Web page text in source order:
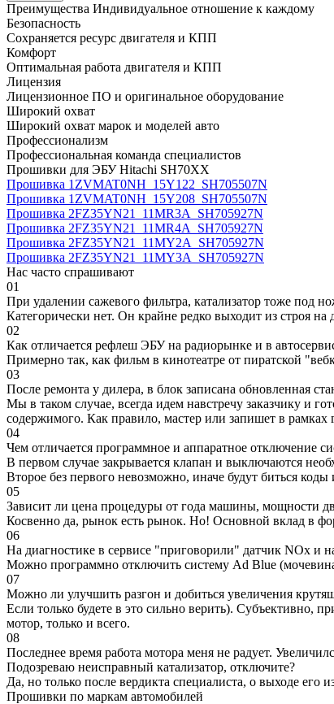
Преимущества Индивидуальное отношение к каждому
Безопасность
Сохраняется ресурс двигателя и КПП
Комфорт
Оптимальная работа двигателя и КПП
Лицензия
Лицензионное ПО и оригинальное оборудование
Широкий охват
Широкий охват марок и моделей авто
Профессионализм
Профессиональная команда специалистов
Прошивки для ЭБУ Hitachi SH70XX
Прошивка 1ZVMAT0NH_15Y122_SH705507N
Прошивка 1ZVMAT0NH_15Y208_SH705507N
Прошивка 2FZ35YN21_11MR3A_SH705927N
Прошивка 2FZ35YN21_11MR4A_SH705927N
Прошивка 2FZ35YN21_11MY2A_SH705927N
Прошивка 2FZ35YN21_11MY3A_SH705927N
Нас часто спрашивают
01
При удалении сажевого фильтра, катализатор тоже под
Категорически нет. Он крайне редко выходит из строя на
02
Как отличается рефлеш ЭБУ на радиорынке и в
Примерно так, как фильм в кинотеатре от пиратской
03
После ремонта у дилера, в блок записана обновленная
Мы в таком случае, всегда идем навстречу заказчику и
содержимого. Как правило, мастер или запишет в рамках
04
Чем отличается программное и аппаратное отключение
В первом случае закрывается клапан и выключаются
Второе без первого невозможно, иначе будут биться
05
Зависит ли цена процедуры от года машины, мощности
Косвенно да, рынок есть рынок. Но! Основной вклад в
06
На диагностике в сервисе "приговорили" датчик NOx и
Можно программно отключить систему Ad Blue
07
Можно ли улучшить разгон и добиться увеличения
Если только будете в это сильно верить). Субъективно,
мотор, только и всего.
08
Последнее время работа мотора меня не радует.
Подозреваю неисправный катализатор, отключите?
Да, но только после вердикта специалиста, о выходе его
Прошивки по маркам автомобилей